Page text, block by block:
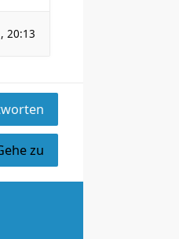
20:13
zu